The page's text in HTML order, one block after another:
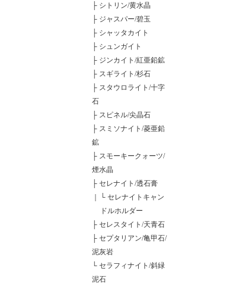
├ シトリン/黄水晶
├ ジャスパー/碧玉
├ シャッタカイト
├ シュンガイト
├ ジンカイト/紅亜鉛鉱
├ スギライト/杉石
├ スタウロライト/十字
石
├ スピネル/尖晶石
├ スミソナイト/菱亜鉛
鉱
├ スモーキークォーツ/
煙水晶
├ セレナイト/透石膏
└ セレナイトキャン
ドルホルダー
├ セレスタイト/天青石
├ セプタリアン/亀甲石/
泥灰岩
└ セラフィナイト/斜緑
泥石